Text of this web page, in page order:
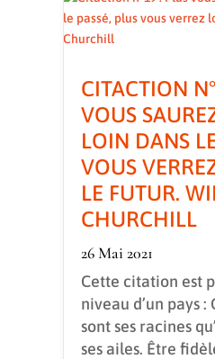
CITACTION
VOUS
LOIN DANS
VOUS
LE FUTUR.
CHURCHILL
26 Mai 2021
Cette citation est
niveau d’un pays :
sont ses racines
ses ailes. Être